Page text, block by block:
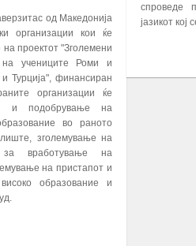
од Македонија
организации кои ќе
проектот "Зголемени
учениците Роми и
Турција", финансиран
организации ќе
и подобрување на
во раното
зголемување на
за вработување на
на пристапот и
образование и
спроведе
јазикот